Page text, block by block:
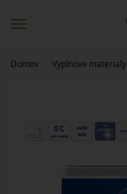
Domov Vyplnove materialy